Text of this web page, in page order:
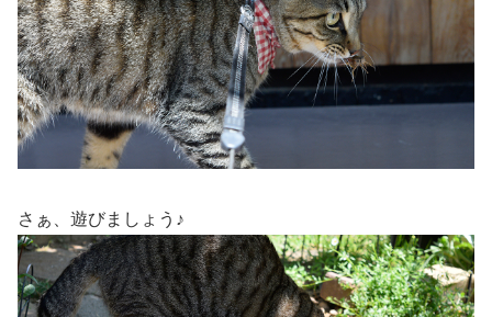
さぁ、遊びましょう♪